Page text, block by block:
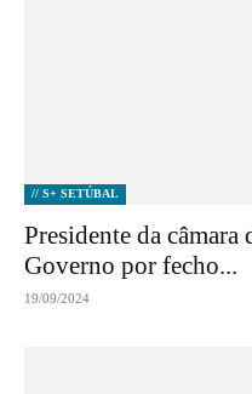
// S+ SETÚBAL
Presidente da
Governo por fecho...
19/09/2024